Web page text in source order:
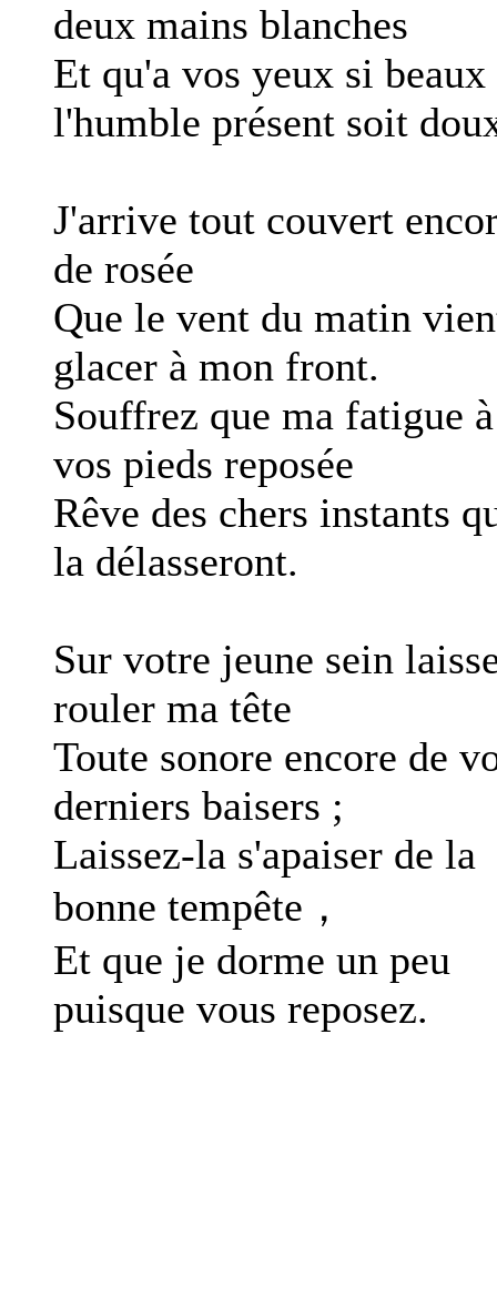
deux mains blanches
Et qu'a vos yeux si beaux
l'humble présent soit
J'arrive tout couvert
de rosée
Que le vent du matin
glacer à mon front.
Souffrez que ma fatigue à
vos pieds reposée
Rêve des chers instants
la délasseront.
Sur votre jeune sein
rouler ma tête
Toute sonore encore de
derniers baisers ;
Laissez-la s'apaiser de la
bonne tempête，
Et que je dorme un peu
puisque vous reposez.